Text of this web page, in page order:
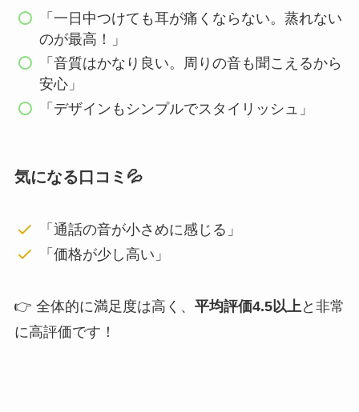
「一日中つけても耳が痛くならない。蒸れない
のが最高！」
「音質はかなり良い。周りの音も聞こえるから
安心」
「デザインもシンプルでスタイリッシュ」
気になる口コミ💦
「通話の音が小さめに感じる」
「価格が少し高い」
👉 全体的に満足度は高く、 平均評価4.5以上 と非常
に高評価です！